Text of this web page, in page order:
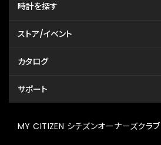
時計を探す
ストア/イベント
カタログ
サポート
MY CITIZEN シチズンオーナーズクラブ